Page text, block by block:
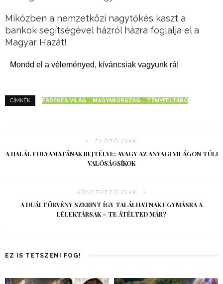
Miközben a nemzetközi nagytőkés kaszt a
bankok segítségével házról házra foglalja el a
Magyar Hazát!
Mondd el a véleményed, kíváncsiak vagyunk rá!
CÍMKÉK ÉRDEKES VILÁG MAGYARORSZÁG TÉNYFELTÁRÓ
ELŐZŐ CIKK
A HALÁL FOLYAMATÁNAK REJTÉLYE: AVAGY AZ ANYAGI VILÁGON TÚLI
VALÓSÁGSÍKOK
KÖVETKEZŐ CIKK
A DUÁLTÖRVÉNY SZERINT ÍGY TALÁLHATNAK EGYMÁSRA A
LÉLEKTÁRSAK – TE ÁTÉLTED MÁR?
EZ IS TETSZENI FOG!